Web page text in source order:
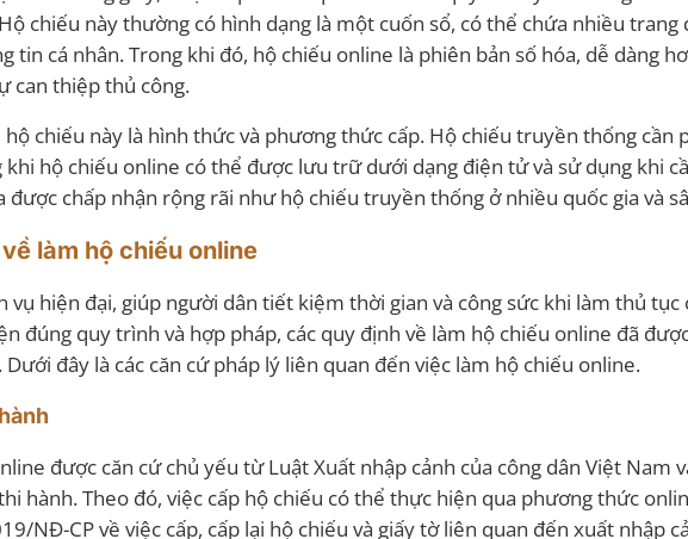
chiếu này thường có hình dạng là một cuốn sổ, có thể chứa nhiều trang
tin cá nhân. Trong khi đó, hộ chiếu online là phiên bản số hóa, dễ dàng
can thiệp thủ công.
chiếu này là hình thức và phương thức cấp. Hộ chiếu truyền thống cần
hộ chiếu online có thể được lưu trữ dưới dạng điện tử và sử dụng khi
được chấp nhận rộng rãi như hộ chiếu truyền thống ở nhiều quốc gia và
làm hộ chiếu online
vụ hiện đại, giúp người dân tiết kiệm thời gian và công sức khi làm thủ tục
đúng quy trình và hợp pháp, các quy định về làm hộ chiếu online đã
đây là các căn cứ pháp lý liên quan đến việc làm hộ chiếu online.
được căn cứ chủ yếu từ Luật Xuất nhập cảnh của công dân Việt Nam
hành. Theo đó, việc cấp hộ chiếu có thể thực hiện qua phương thức
NĐ-CP về việc cấp, cấp lại hộ chiếu và giấy tờ liên quan đến xuất nhập